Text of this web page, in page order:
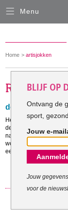
You
here:
Home artisjokken
detoxen met
Het voorjaar is het
detoxen. Geen sapkuur
namelijk veel
wondermiddel voor je
een boost.
Menu
Sluiten
FIETSKLEDING
SERVICE
Inloggen
Contact- en
Levertijd,
BLIJF OP
Ontvang de
sport,
Jouw e-
Jouw
voor de